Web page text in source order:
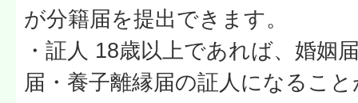
が分籍届を提出できます。
・証人 18歳以上であれば、婚姻
届・養子離縁届の証人になるこ